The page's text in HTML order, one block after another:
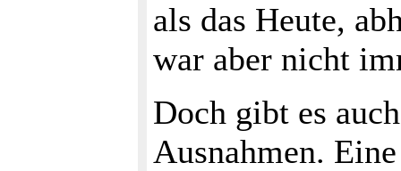
als das Heute,
war aber nicht
Doch gibt es
Ausnahmen.